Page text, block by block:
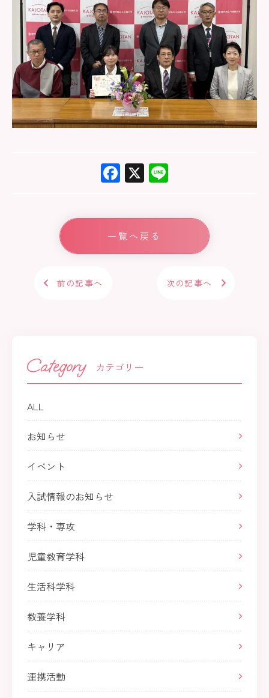
F
ac
e
b
o
X
一覧へ戻る
前の記事へ 次の記事へ
カテゴリー
ALL
お知らせ
イベント
入試情報のお知らせ
学科・専攻
児童教育学科
生活科学科
教養学科
キャリア
連携活動